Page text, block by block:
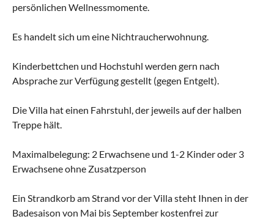
persönlichen Wellnessmomente.
Es handelt sich um eine Nichtraucherwohnung.
Kinderbettchen und Hochstuhl werden gern nach
Absprache zur Verfügung gestellt (gegen Entgelt).
Die Villa hat einen Fahrstuhl, der jeweils auf der halben
Treppe hält.
Maximalbelegung: 2 Erwachsene und 1-2 Kinder oder 3
Erwachsene ohne Zusatzperson
Ein Strandkorb am Strand vor der Villa steht Ihnen in der
Badesaison von Mai bis September kostenfrei zur